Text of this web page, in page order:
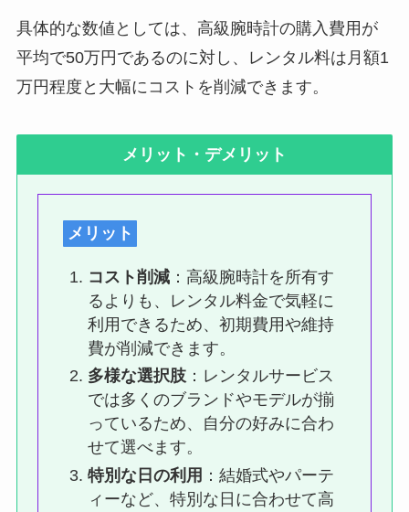
具体的な数値としては、高級腕時計の購入費用が
平均で50万円であるのに対し、レンタル料は月額1
万円程度と大幅にコストを削減できます。
メリット・デメリット
メリット
コスト削減 ：高級腕時計を所有す
るよりも、レンタル料金で気軽に
利用できるため、初期費用や維持
費が削減できます。
多様な選択肢 ：レンタルサービス
では多くのブランドやモデルが揃
っているため、自分の好みに合わ
せて選べます。
特別な日の利用 ：結婚式やパーテ
ィーなど、特別な日に合わせて高